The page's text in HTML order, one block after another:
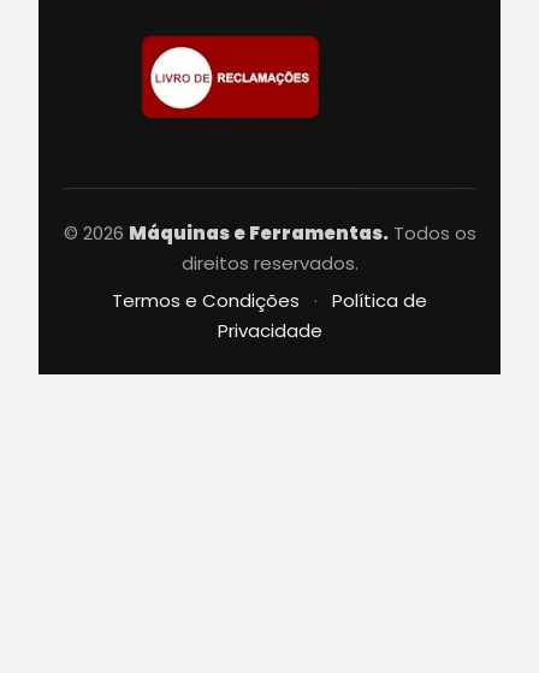
© 2026 Máquinas e Ferramentas.Todos os
direitos reservados.
Termos e Condições
·
Política de
Privacidade